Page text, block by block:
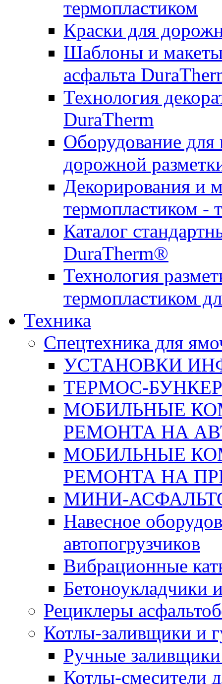
термопластиком
Краски для
Шаблоны и макеты
асфальта
Технология
DuraTherm
Оборудование для
дорожной
Декорирования и
термопластиком -
Каталог
DuraTherm®
Технология
термопластиком
Техника
Спецтехника для
УСТАНОВКИ
ТЕРМОС-
МОБИЛЬНЫЕ
РЕМОНТА НА
МОБИЛЬНЫЕ
РЕМОНТА НА
МИНИ-
Навесное
автопогрузчиков
Вибрационные
Бетоноукладчики
Рециклеры
Котлы-заливщики и
Ручные заливщики
Котлы-смесители